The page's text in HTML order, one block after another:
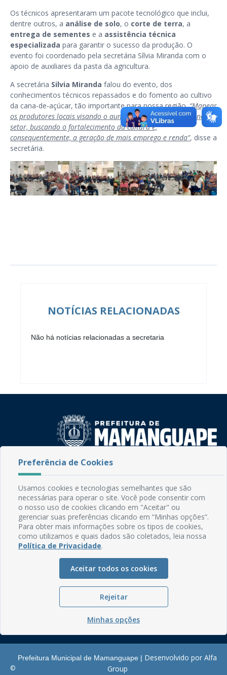
Os técnicos apresentaram um pacote tecnológico que inclui,
dentre outros, a análise de solo, o corte de terra, a
entrega de sementes e a assistência técnica
especializada para garantir o sucesso da produção. O
evento foi coordenado pela secretária Sílvia Miranda com o
apoio de auxiliares da pasta da agricultura.
A secretária Silvia Miranda falou do evento, dos
conhecimentos técnicos repassados e do fomento ao cultivo
da cana-de-açúcar, tão importante para nossa região.“Mapear
os produtores locais visando o aumento da produtividade no
setor, buscando o fortalecimento da cultura e,
consequentemente, a geração de mais emprego e renda”, disse a
secretária.
NOTÍCIAS RELACIONADAS
Não há notícias relacionadas a secretaria
Fone: (83) 3292-2246
Email: comunicacao@mamanguape.pb.gov.br
Expediente: Segunda à Sexta, das 08h às 13h
Mapa do Site
Perguntas frequentes
Manual de Navegação
Glossário
Ouvidoria
Política de Privacidade
©
Prefeitura Municipal de Mamanguape | Desenvolvido por Alfa
Group
Preferência de Cookies
Usamos cookies e tecnologias semelhantes que são
necessárias para operar o site. Você pode consentir com
o nosso uso de cookies clicando em "Aceitar" ou
gerenciar suas preferências clicando em “Minhas opções”.
Para obter mais informações sobre os tipos de cookies,
como utilizamos e quais dados são coletados, leia nossa
Política de Privacidade.
Aceitar todos os cookies
Rejeitar
Minhas opções